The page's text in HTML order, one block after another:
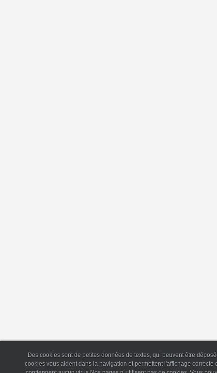
Des cookies sont de petites données de textes, qui peuvent être
cookies vous aident dans la navigation et permettent l'affichage